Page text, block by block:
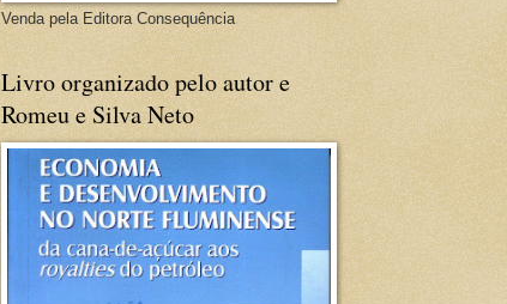
Venda pela Editora Consequência
Livro organizado pelo autor e
Romeu e Silva Neto